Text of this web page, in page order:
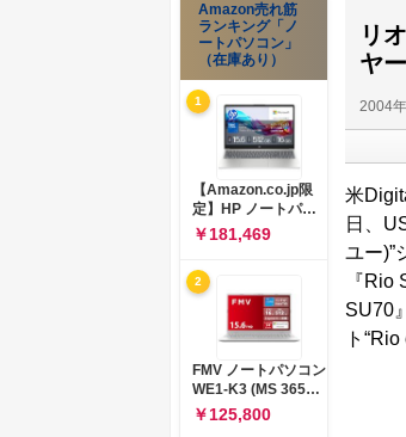
リ
ヤ
2004
米
日、
ユー)”
『
SU70
ト
Amazon売れ筋
ランキング「ノ
ートパソコン」
（在庫あり）
1
【Amazon.co.jp限
定】HP ノートパソ
コン 15-fd 15.6イン
チ インテル Core 5
120U メモリ16GB
SSD512GB
Windows 11
Microsoft Office
2024搭載 WPS
Office搭載 カメラシ
ャッター 指紋認証 薄
型 Copilotキー搭載
ナチュラルシルバー
￥181,469
2
FMV ノートパソコン
WE1-K3 (MS 365
Personal/Copilotキ
ー搭載/Win 11/15.6
￥125,800